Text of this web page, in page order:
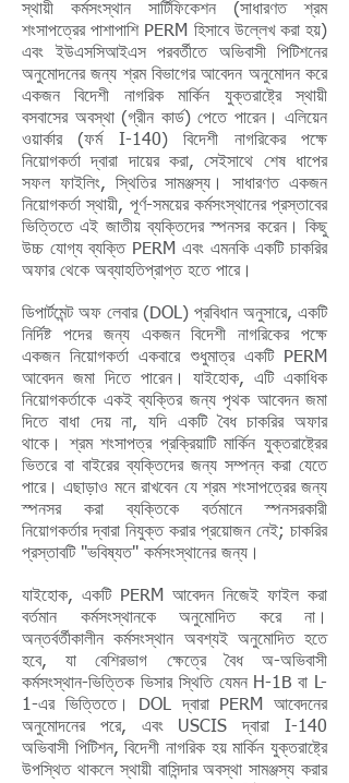
স্থায়ী কর্মসংস্থান সার্টিফিকেশন (সাধারণত শ্রম
শংসাপত্রের পাশাপাশি PERM হিসাবে উল্লেখ করা হয়)
এবং ইউএসসিআইএস পরবর্তীতে অভিবাসী পিটিশনের
অনুমোদনের জন্য শ্রম বিভাগের আবেদন অনুমোদন করে
একজন বিদেশী নাগরিক মার্কিন যুক্তরাষ্ট্রে স্থায়ী
বসবাসের অবস্থা (গ্রীন কার্ড) পেতে পারেন। এলিয়েন
ওয়ার্কার (ফর্ম I-140) বিদেশী নাগরিকের পক্ষে
নিয়োগকর্তা দ্বারা দায়ের করা, সেইসাথে শেষ ধাপের
সফল ফাইলিং, স্থিতির সামঞ্জস্য। সাধারণত একজন
নিয়োগকর্তা স্থায়ী, পূর্ণ-সময়ের কর্মসংস্থানের প্রস্তাবের
ভিত্তিতে এই জাতীয় ব্যক্তিদের স্পনসর করেন। কিছু
উচ্চ যোগ্য ব্যক্তি PERM এবং এমনকি একটি চাকরির
অফার থেকে অব্যাহতিপ্রাপ্ত হতে পারে।
ডিপার্টমেন্ট অফ লেবার (DOL) প্রবিধান অনুসারে, একটি
নির্দিষ্ট পদের জন্য একজন বিদেশী নাগরিকের পক্ষে
একজন নিয়োগকর্তা একবারে শুধুমাত্র একটি PERM
আবেদন জমা দিতে পারেন। যাইহোক, এটি একাধিক
নিয়োগকর্তাকে একই ব্যক্তির জন্য পৃথক আবেদন জমা
দিতে বাধা দেয় না, যদি একটি বৈধ চাকরির অফার
থাকে। শ্রম শংসাপত্র প্রক্রিয়াটি মার্কিন যুক্তরাষ্ট্রের
ভিতরে বা বাইরের ব্যক্তিদের জন্য সম্পন্ন করা যেতে
পারে। এছাড়াও মনে রাখবেন যে শ্রম শংসাপত্রের জন্য
স্পনসর করা ব্যক্তিকে বর্তমানে স্পনসরকারী
নিয়োগকর্তার দ্বারা নিযুক্ত করার প্রয়োজন নেই; চাকরির
প্রস্তাবটি "ভবিষ্যত" কর্মসংস্থানের জন্য।
যাইহোক, একটি PERM আবেদন নিজেই ফাইল করা
বর্তমান কর্মসংস্থানকে অনুমোদিত করে না।
অন্তর্বর্তীকালীন কর্মসংস্থান অবশ্যই অনুমোদিত হতে
হবে, যা বেশিরভাগ ক্ষেত্রে বৈধ অ-অভিবাসী
কর্মসংস্থান-ভিত্তিক ভিসার স্থিতি যেমন H-1B বা L-
1-এর ভিত্তিতে। DOL দ্বারা PERM আবেদনের
অনুমোদনের পরে, এবং USCIS দ্বারা I-140
অভিবাসী পিটিশন, বিদেশী নাগরিক হয় মার্কিন যুক্তরাষ্ট্রে
উপস্থিত থাকলে স্থায়ী বাসিন্দার অবস্থা সামঞ্জস্য করার